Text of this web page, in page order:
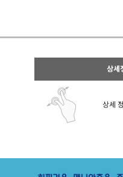
상세
상세